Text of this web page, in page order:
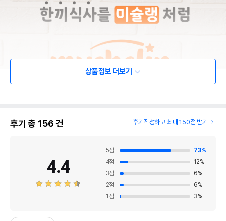
상품정보 더보기
후기 총 156건 후기작성하고 최대 150점 받기
4.4
5점 73%
4점 12%
3점 6%
2점 6%
1 점 3%